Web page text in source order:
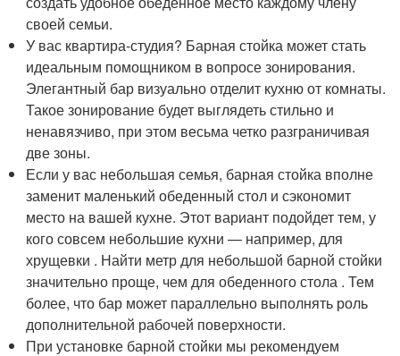
своей семьи.
У вас квартира-студия? Барная стойка может стать
идеальным помощником в вопросе зонирования.
Элегантный бар визуально отделит кухню от комнаты.
Такое зонирование будет выглядеть стильно и
ненавязчиво, при этом весьма четко разграничивая
две зоны.
Если у вас небольшая семья, барная стойка вполне
заменит маленький обеденный стол и сэкономит
место на вашей кухне. Этот вариант подойдет тем, у
кого совсем небольшие кухни — например, для
хрущевки . Найти метр для небольшой барной стойки
значительно проще, чем для обеденного стола . Тем
более, что бар может параллельно выполнять роль
дополнительной рабочей поверхности.
При установке барной стойки мы рекомендуем